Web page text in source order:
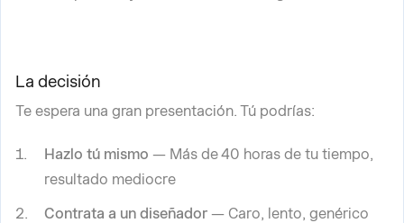
La decisión
Te espera una gran presentación. Tú podrías:
Hazlo tú mismo — Más de 40 horas de tu tiempo,
resultado mediocre
Contrata a un diseñador — Caro, lento, genérico